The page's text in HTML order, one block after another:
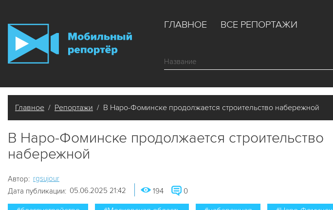
ГЛАВНОЕ ВСЕ РЕПОРТАЖИ
Главное / Репортажи / В Наро-Фоминске продолжается строительство набережной
В Наро-Фоминске продолжается строительство
набережной
Автор: rgsujour
Дата публикации: 05.06.2025 21:42 194 0